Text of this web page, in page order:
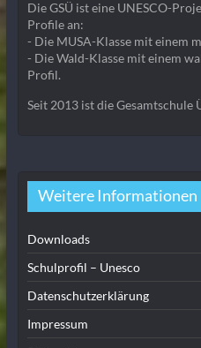
Die GSÜ ist eine UNESCO-
Profile an:
- Die MUSA-Klasse mit einem
- Die Wald-Klasse mit einem
Profil.
Seit 2013 ist die Gesamtschule
Weitere Informationen
Downloads
Schulprofil – Unesco
Datenschutzerklärung
Impressum